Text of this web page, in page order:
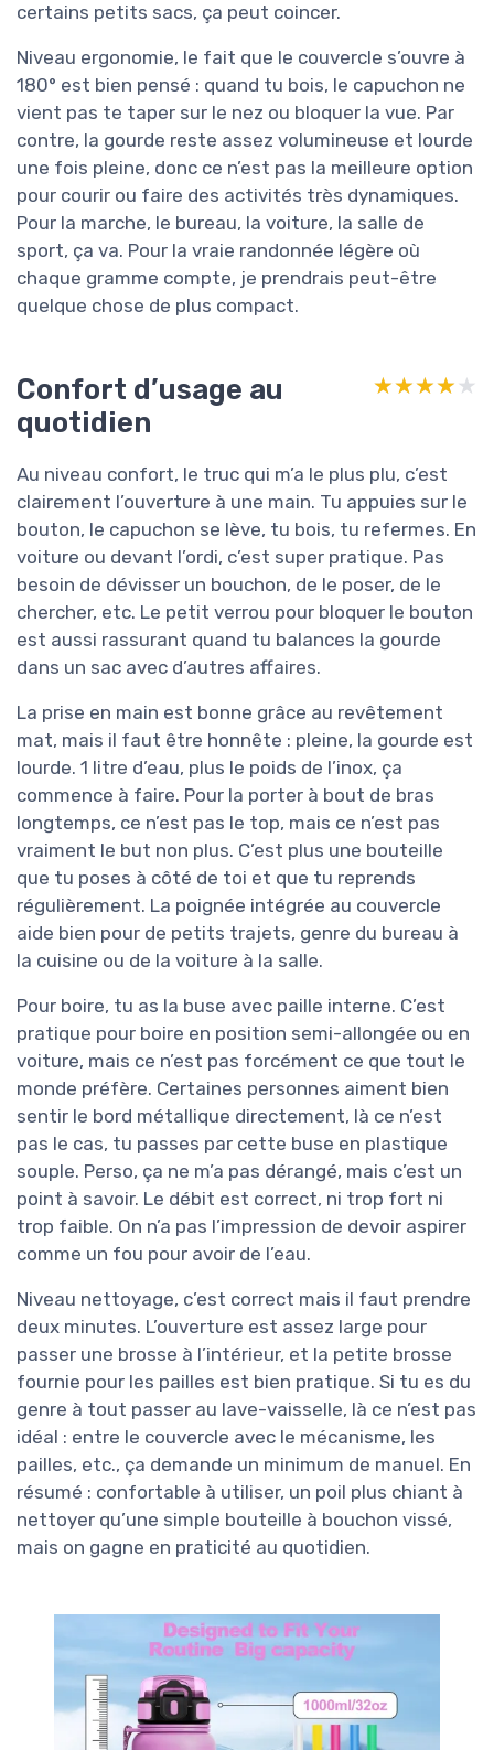
certains petits sacs, ça peut coincer.
Niveau ergonomie, le fait que le couvercle s’ouvre à
180° est bien pensé : quand tu bois, le capuchon ne
vient pas te taper sur le nez ou bloquer la vue. Par
contre, la gourde reste assez volumineuse et lourde
une fois pleine, donc ce n’est pas la meilleure option
pour courir ou faire des activités très dynamiques.
Pour la marche, le bureau, la voiture, la salle de
sport, ça va. Pour la vraie randonnée légère où
chaque gramme compte, je prendrais peut-être
quelque chose de plus compact.
Confort d’usage au
quotidien
★★★★★
★★★★★
Au niveau confort, le truc qui m’a le plus plu, c’est
clairement l’ouverture à une main. Tu appuies sur le
bouton, le capuchon se lève, tu bois, tu refermes. En
voiture ou devant l’ordi, c’est super pratique. Pas
besoin de dévisser un bouchon, de le poser, de le
chercher, etc. Le petit verrou pour bloquer le bouton
est aussi rassurant quand tu balances la gourde
dans un sac avec d’autres affaires.
La prise en main est bonne grâce au revêtement
mat, mais il faut être honnête : pleine, la gourde est
lourde. 1 litre d’eau, plus le poids de l’inox, ça
commence à faire. Pour la porter à bout de bras
longtemps, ce n’est pas le top, mais ce n’est pas
vraiment le but non plus. C’est plus une bouteille
que tu poses à côté de toi et que tu reprends
régulièrement. La poignée intégrée au couvercle
aide bien pour de petits trajets, genre du bureau à
la cuisine ou de la voiture à la salle.
Pour boire, tu as la buse avec paille interne. C’est
pratique pour boire en position semi-allongée ou en
voiture, mais ce n’est pas forcément ce que tout le
monde préfère. Certaines personnes aiment bien
sentir le bord métallique directement, là ce n’est
pas le cas, tu passes par cette buse en plastique
souple. Perso, ça ne m’a pas dérangé, mais c’est un
point à savoir. Le débit est correct, ni trop fort ni
trop faible. On n’a pas l’impression de devoir aspirer
comme un fou pour avoir de l’eau.
Niveau nettoyage, c’est correct mais il faut prendre
deux minutes. L’ouverture est assez large pour
passer une brosse à l’intérieur, et la petite brosse
fournie pour les pailles est bien pratique. Si tu es du
genre à tout passer au lave-vaisselle, là ce n’est pas
idéal : entre le couvercle avec le mécanisme, les
pailles, etc., ça demande un minimum de manuel. En
résumé : confortable à utiliser, un poil plus chiant à
nettoyer qu’une simple bouteille à bouchon vissé,
mais on gagne en praticité au quotidien.